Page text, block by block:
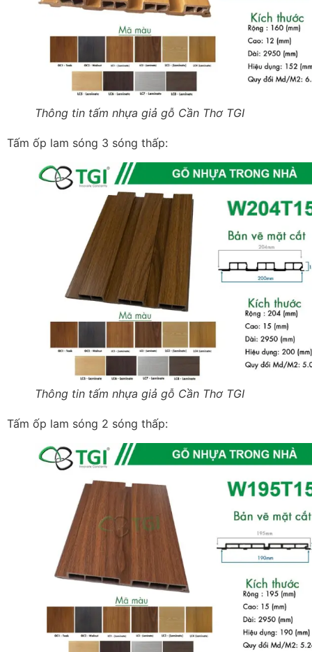
Thông tin tấm nhựa giả gỗ Cần Thơ TGI
Tấm ốp lam sóng 3 sóng thấp:
Thông tin tấm nhựa giả gỗ Cần Thơ TGI
Tấm ốp lam sóng 2 sóng thấp: